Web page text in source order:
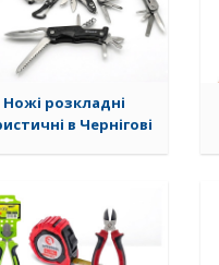
Ножі розкладні
в Чернігові